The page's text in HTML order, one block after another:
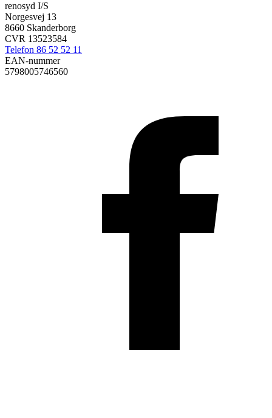
renosyd I/S
Norgesvej 13
8660 Skanderborg
CVR 13523584
Telefon 86 52 52 11
EAN-nummer
5798005746560